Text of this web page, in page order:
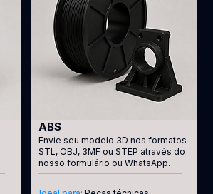
ABS
Envie seu modelo 3D nos formatos
STL, OBJ, 3MF ou STEP através do
nosso formulário ou WhatsApp.